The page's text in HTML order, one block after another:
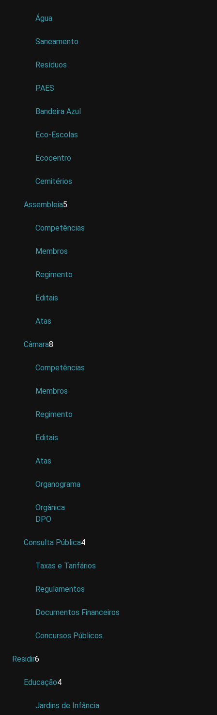
Água
Saneamento
Resíduos
PAES
Bandeira Azul
Eco-Escolas
Ecocentro
Cemitérios
Assembleia5
Competências
Membros
Regimento
Editais
Atas
Câmara8
Competências
Membros
Regimento
Editais
Atas
Organograma
Orgânica
DPO
Consulta Pública4
Taxas e Tarifários
Regulamentos
Documentos Financeiros
Concursos Públicos
Residir6
Educação4
Jardins de Infância